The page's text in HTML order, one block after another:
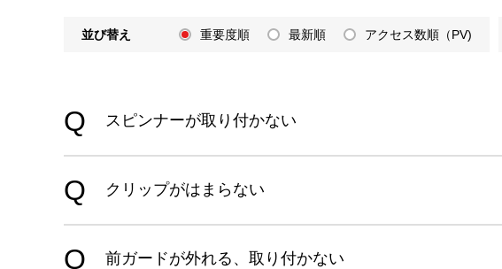
並び替え 重要度順 最新順 アクセス数順（PV)
スピンナーが取り付かない
クリップがはまらない
前ガードが外れる、取り付かない